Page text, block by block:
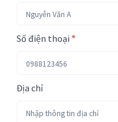
Số điện thoại *
Địa chỉ